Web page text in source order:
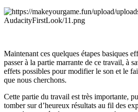
Maintenant ces quelques étapes basiques
passer à la partie marrante de ce travail, à
effets possibles pour modifier le son et le
que nous cherchons.
Cette partie du travail est très importante,
tomber sur d’heureux résultats au fil des